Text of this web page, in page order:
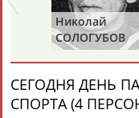
АБДУЛАЕВ
Тагир
Николай
СОЛОГУБОВ
СЕГОДНЯ ДЕНЬ
СПОРТА (4